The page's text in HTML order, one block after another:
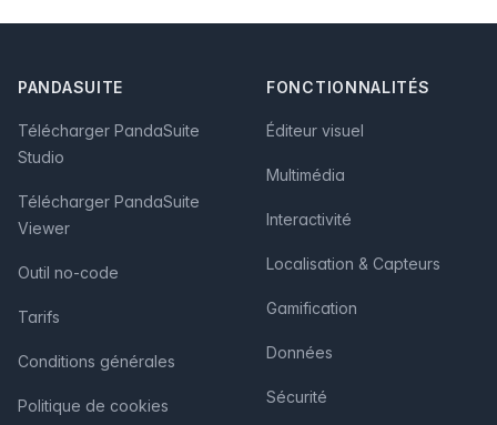
PANDASUITE
Télécharger PandaSuite
Studio
Télécharger PandaSuite
Viewer
Outil no-code
Tarifs
Conditions générales
Politique de cookies
FONCTIONNALITÉS
Éditeur visuel
Multimédia
Interactivité
Localisation & Capteurs
Gamification
Données
Sécurité